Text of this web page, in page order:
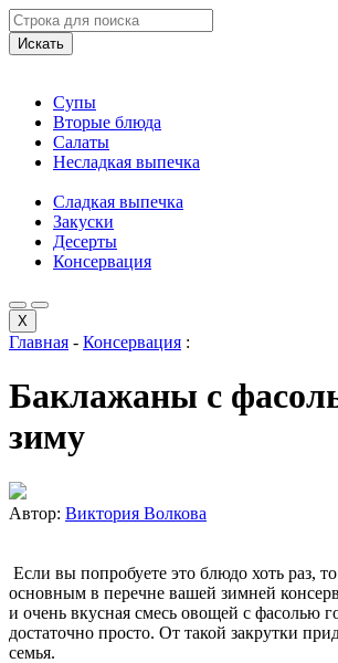
Искать
Супы
Вторые блюда
Салаты
Несладкая выпечка
Сладкая выпечка
Закуски
Десерты
Консервация
X
Главная - Консервация :
Баклажаны с
зиму
Автор: Виктория Волкова
Если вы попробуете это блюдо хоть раз,
основным в перечне вашей зимней
и очень вкусная смесь овощей с фасолью
достаточно просто. От такой закрутки
семья.